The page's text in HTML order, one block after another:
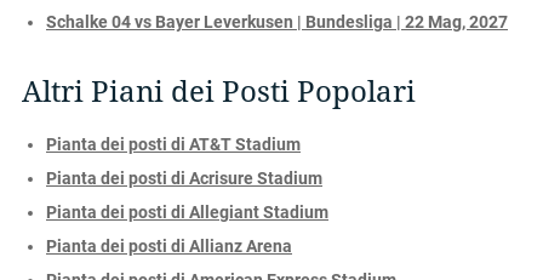
Schalke 04 vs Bayer Leverkusen | Bundesliga | 22 Mag, 2027
Altri Piani dei Posti Popolari
Pianta dei posti di AT&T Stadium
Pianta dei posti di Acrisure Stadium
Pianta dei posti di Allegiant Stadium
Pianta dei posti di Allianz Arena